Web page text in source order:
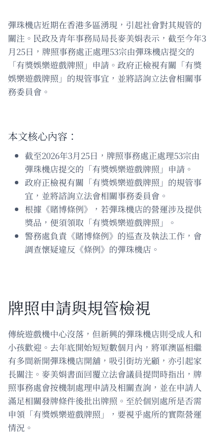
彈珠機店近期在香港多區湧現，引起社會對其規管的
關注。民政及青年事務局局長麥美娟表示，截至今年3
月25日，牌照事務處正處理53宗由彈珠機店提交的
「有獎娛樂遊戲牌照」申請。政府正檢視有關「有獎
娛樂遊戲牌照」的規管事宜，並將諮詢立法會相關事
務委員會。
本文核心內容：
截至2026年3月25日，牌照事務處正處理53宗由
彈珠機店提交的「有獎娛樂遊戲牌照」申請。
政府正檢視有關「有獎娛樂遊戲牌照」的規管事
宜，並將諮詢立法會相關事務委員會。
根據《賭博條例》，若彈珠機店的營運涉及提供
獎品，便須領取「有獎娛樂遊戲牌照」。
警務處負責《賭博條例》的巡查及執法工作，會
調查懷疑違反《條例》的彈珠機店。
牌照申請與規管檢視
傳統遊戲機中心沒落，但新興的彈珠機店則受成人和
小孩歡迎。去年底開始短短數個月內，將軍澳區相繼
有多間新開彈珠機店開舖，吸引街坊光顧，亦引起家
長關注。麥美娟書面回覆立法會議員提問時指出，牌
照事務處會按機制處理申請及相關查詢，並在申請人
滿足相關發牌條件後批出牌照。至於個別處所是否需
申領「有獎娛樂遊戲牌照」，要視乎處所的實際營運
情況。